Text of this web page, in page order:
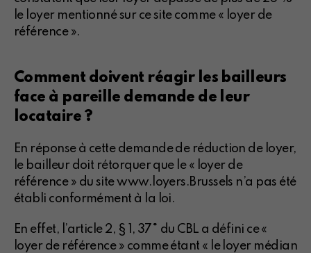
le loyer mentionné sur ce site comme « loyer de
référence ».
Comment doivent réagir les bailleurs
face à pareille demande de leur
locataire ?
En réponse à cette demande de réduction de loyer,
le bailleur doit rétorquer que le « loyer de
référence » du site www.loyers.Brussels n’a pas été
établi conformément à la loi.
En effet, l’article 2, § 1, 37° du CBL a défini ce «
loyer de référence » comme étant « le loyer médian